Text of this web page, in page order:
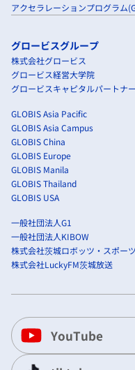
アクセラレーションプログラム
グロービスグループ
株式会社グロービス
グロービス経営大学院
グロービスキャピタルパートナ
GLOBIS Asia Pacific
GLOBIS Asia Campus
GLOBIS China
GLOBIS Europe
GLOBIS Manila
GLOBIS Thailand
GLOBIS USA
一般社団法人G1
一般社団法人KIBOW
株式会社茨城ロボッツ・スポー
株式会社LuckyFM茨城放送
YouTube